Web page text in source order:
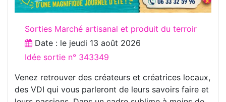
Sorties Marché artisanal et produit du terroir
Date : le jeudi 13 août 2026
Idée sortie n° 343349
Venez retrouver des créateurs et créatrices locaux,
des VDI qui vous parleront de leurs savoirs faire et